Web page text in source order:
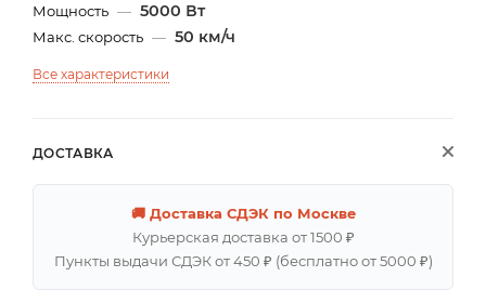
Мощность — 5000 Вт
Макс. скорость — 50 км/ч
Все характеристики
ДОСТАВКА
🚚 Доставка СДЭК по Москве
Курьерская доставка от 1500 ₽
Пункты выдачи СДЭК от 450 ₽ (бесплатно от 5000 ₽)